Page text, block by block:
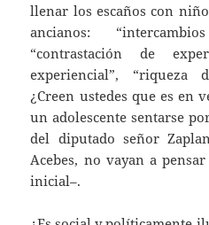
llenar los escaños con
ancianos:
“contrastación de
experiencial”, “riqueza
¿Creen ustedes que es en
un adolescente sentarse
del diputado señor
Acebes, no vayan a
inicial–.